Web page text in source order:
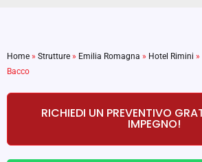
Home » Strutture » Emilia Romagna » Hotel Rimini »
Bacco
RICHIEDI UN PREVENTIVO
IMPEGNO!